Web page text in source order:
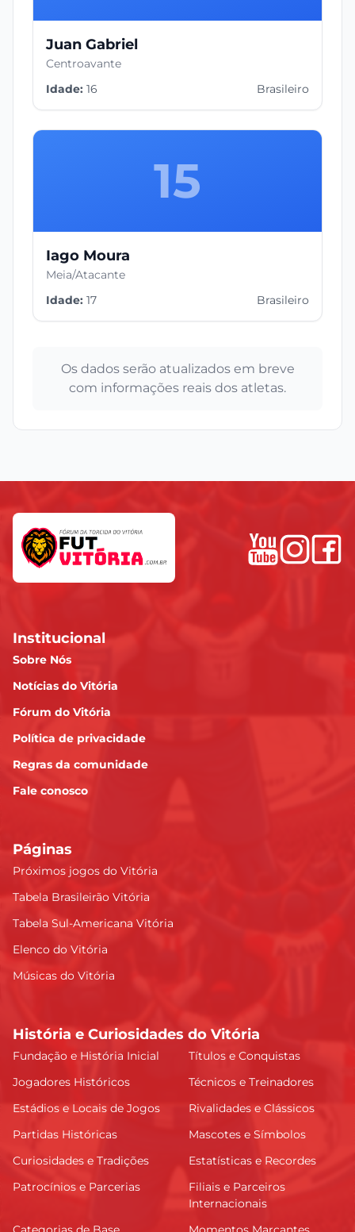
Juan Gabriel
Centroavante
Idade: 16 Brasileiro
15
Iago Moura
Meia/Atacante
Idade: 17 Brasileiro
Os dados serão atualizados em breve
com informações reais dos atletas.
Institucional
Sobre Nós
Notícias do Vitória
Fórum do Vitória
Política de privacidade
Regras da comunidade
Fale conosco
Páginas
Próximos jogos do Vitória
Tabela Brasileirão Vitória
Tabela Sul-Americana Vitória
Elenco do Vitória
Músicas do Vitória
História e Curiosidades do Vitória
Fundação e História Inicial
Títulos e Conquistas
Jogadores Históricos
Técnicos e Treinadores
Estádios e Locais de Jogos
Rivalidades e Clássicos
Partidas Históricas
Mascotes e Símbolos
Curiosidades e Tradições
Estatísticas e Recordes
Patrocínios e Parcerias
Filiais e Parceiros
Internacionais